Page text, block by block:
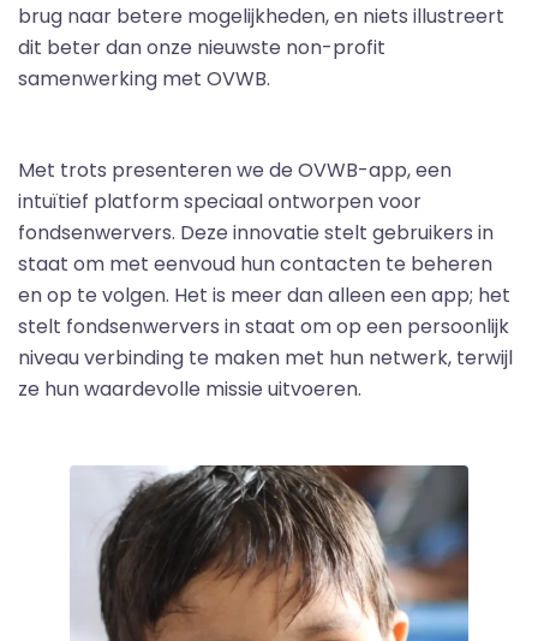
brug naar betere mogelijkheden, en niets illustreert
dit beter dan onze nieuwste non-profit
samenwerking met OVWB.
Met trots presenteren we de OVWB-app, een
intuïtief platform speciaal ontworpen voor
fondsenwervers. Deze innovatie stelt gebruikers in
staat om met eenvoud hun contacten te beheren
en op te volgen. Het is meer dan alleen een app; het
stelt fondsenwervers in staat om op een persoonlijk
niveau verbinding te maken met hun netwerk, terwijl
ze hun waardevolle missie uitvoeren.